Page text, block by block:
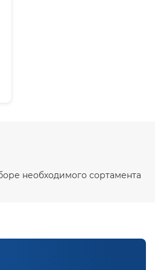
необходимого сортамента